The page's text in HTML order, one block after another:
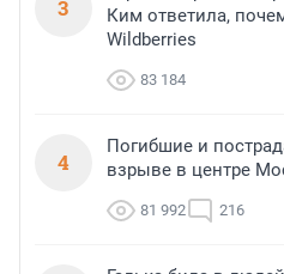
3
Ким ответила,
Wildberries
83 184
4
Погибшие и
взрыве в центре
81 992 216